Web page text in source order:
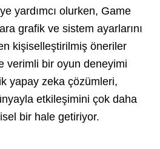
yardımcı olurken, Game
grafik ve sistem ayarlarını
kişiselleştirilmiş öneriler
verimli bir oyun deneyimi
yapay zeka çözümleri,
etkileşimini çok daha
bir hale getiriyor.